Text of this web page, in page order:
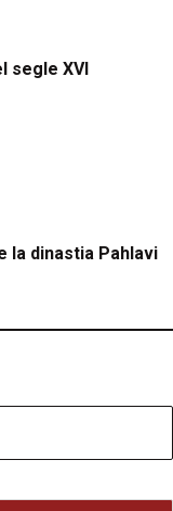
segle XVI
la dinastia Pahlavi